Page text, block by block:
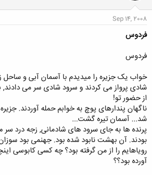
Sep 14, 2008
فردوس
فردوس
خواب یک جزیره را میدیدم با آسمان آبی و ساحل
شادی پرواز می کردند و سرود شادی سر می دادند,
از حضور تو!
ناگهان پندارهای پوچ به خوابم حمله آوردند.
شد... آسمان تیره گشت...
پرنده ها به جای سرود های شادمانی, زجه درد
بودند. آن بهشت نابود شده بود. جهنمی بود
رویاهایم را از من گرفته بود؟ چه کسی کابوسی
آورده بود؟؟